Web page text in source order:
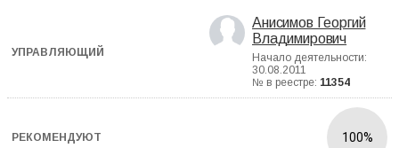
Анисимов Георгий
Владимирович
Начало деятельности:
30.08.2011
№ в реестре: 11354
100%